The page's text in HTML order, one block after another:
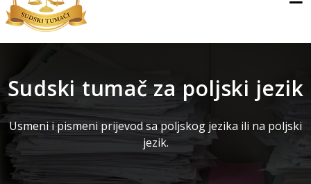
Sudski tumač za poljski jezik
Usmeni i pismeni prijevod sa poljskog jezika ili na poljski
jezik.